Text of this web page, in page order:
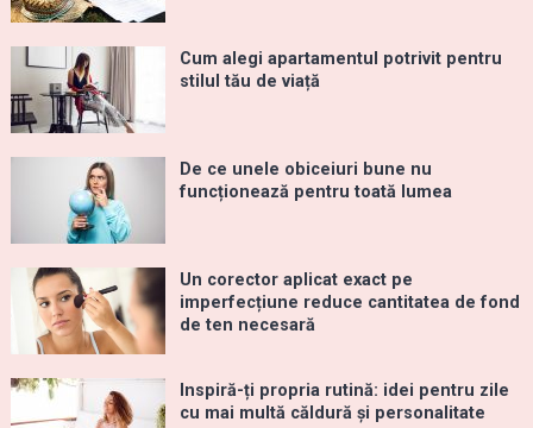
Cum alegi apartamentul potrivit pentru
stilul tău de viață
De ce unele obiceiuri bune nu
funcționează pentru toată lumea
Un corector aplicat exact pe
imperfecțiune reduce cantitatea de fond
de ten necesară
Inspiră-ți propria rutină: idei pentru zile
cu mai multă căldură și personalitate